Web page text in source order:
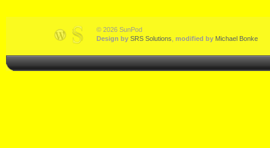
© 2026 SunPod
Design by SRS Solutions modified by Michael Bonke